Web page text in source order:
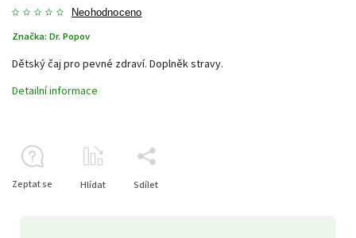
Neohodnoceno
Značka: Dr. Popov
Dětský čaj pro pevné zdraví. Doplněk stravy.
Detailní informace
Zeptat se Hlídat Sdílet